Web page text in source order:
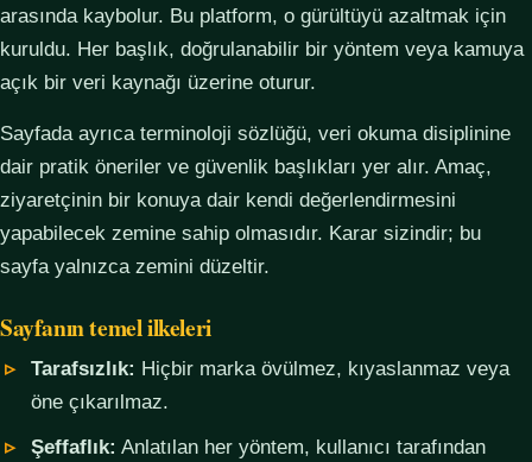
arasında kaybolur. Bu platform, o gürültüyü azaltmak için
kuruldu. Her başlık, doğrulanabilir bir yöntem veya kamuya
açık bir veri kaynağı üzerine oturur.
Sayfada ayrıca terminoloji sözlüğü, veri okuma disiplinine
dair pratik öneriler ve güvenlik başlıkları yer alır. Amaç,
ziyaretçinin bir konuya dair kendi değerlendirmesini
yapabilecek zemine sahip olmasıdır. Karar sizindir; bu
sayfa yalnızca zemini düzeltir.
Sayfanın temel ilkeleri
Tarafsızlık: Hiçbir marka övülmez, kıyaslanmaz veya
öne çıkarılmaz.
Şeffaflık: Anlatılan her yöntem, kullanıcı tarafından